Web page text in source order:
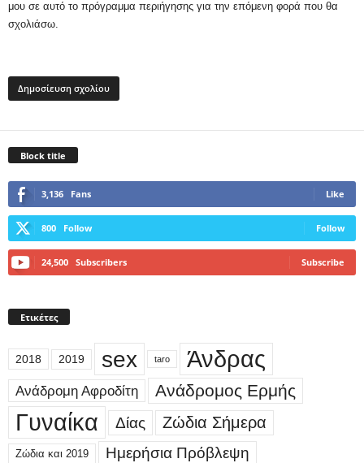
μου σε αυτό το πρόγραμμα περιήγησης για την επόμενη φορά που θα
σχολιάσω.
Block title
3,136 Fans Like
800 Follow Follow
24,500 Subscribers Subscribe
Ετικέτες
2018 2019 sex taro Άνδρας
Ανάδρομη Αφροδίτη Ανάδρομος Ερμής
Γυναίκα Δίας Ζώδια Σήμερα
Ζώδια και 2019 Ημερήσια Πρόβλεψη